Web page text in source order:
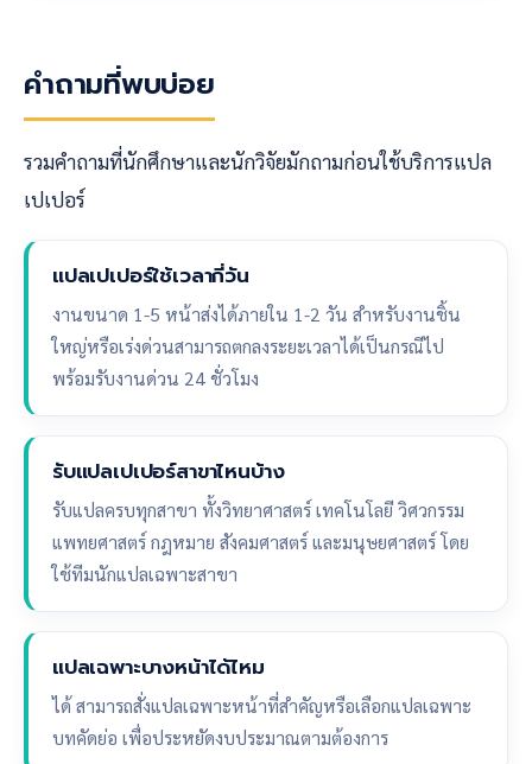
คำถามที่พบบ่อย
รวมคำถามที่นักศึกษาและนักวิจัยมักถามก่อนใช้บริการแปล
เปเปอร์
แปลเปเปอร์ใช้เวลากี่วัน
งานขนาด 1-5 หน้าส่งได้ภายใน 1-2 วัน สำหรับงานชิ้น
ใหญ่หรือเร่งด่วนสามารถตกลงระยะเวลาได้เป็นกรณีไป
พร้อมรับงานด่วน 24 ชั่วโมง
รับแปลเปเปอร์สาขาไหนบ้าง
รับแปลครบทุกสาขา ทั้งวิทยาศาสตร์ เทคโนโลยี วิศวกรรม
แพทยศาสตร์ กฎหมาย สังคมศาสตร์ และมนุษยศาสตร์ โดย
ใช้ทีมนักแปลเฉพาะสาขา
แปลเฉพาะบางหน้าได้ไหม
ได้ สามารถสั่งแปลเฉพาะหน้าที่สำคัญหรือเลือกแปลเฉพาะ
บทคัดย่อ เพื่อประหยัดงบประมาณตามต้องการ